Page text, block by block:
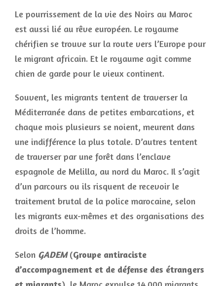
Le pourrissement de la vie des Noirs au Maroc
est aussi lié au rêve européen. Le royaume
chérifien se trouve sur la route vers l’Europe pour
le migrant africain. Et le royaume agit comme
chien de garde pour le vieux continent.
Souvent, les migrants tentent de traverser la
Méditerranée dans de petites embarcations, et
chaque mois plusieurs se noient, meurent dans
une indifférence la plus totale. D’autres tentent
de traverser par une forêt dans l’enclave
espagnole de Melilla, au nord du Maroc. Il s’agit
d’un parcours ou ils risquent de recevoir le
traitement brutal de la police marocaine, selon
les migrants eux-mêmes et des organisations des
droits de l’homme.
Selon GADEM(Groupe antiraciste
d’accompagnement et de défense des étrangers